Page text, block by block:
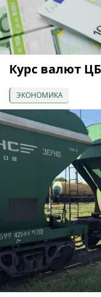
Курс валют
ЭКОНОМИКА